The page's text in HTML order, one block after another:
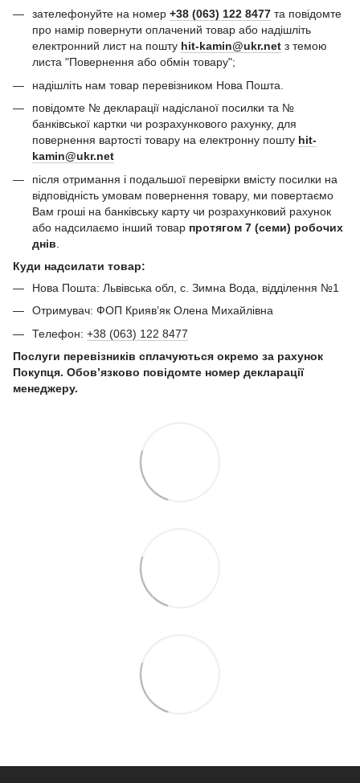
зателефонуйте на номер +38 (063) 122 8477 та повідомте
про намір повернути оплачений товар або надішліть
електронний лист на пошту hit-kamin@ukr.net з темою
листа "Повернення або обмін товару";
надішліть нам товар перевізником Нова Пошта.
повідомте № декларації надісланої посилки та №
банківської картки чи розрахункового рахунку, для
повернення вартості товару на електронну пошту hit-
kamin@ukr.net
після отримання і подальшої перевірки вмісту посилки на
відповідність умовам повернення товару, ми повертаємо
Вам гроші на банківську карту чи розрахунковий рахунок
або надсилаємо інший товар протягом 7 (семи) робочих
днів
Куди надсилати товар:
Нова Пошта: Львівська обл, с. Зимна Вода, відділення №1
Отримувач: ФОП Криявʼяк Олена Михайлівна
Телефон: +38 (063) 122 8477
Послуги перевізників сплачуються окремо за рахунок
Покупця. Обов’язково повідомте номер декларації
менеджеру.